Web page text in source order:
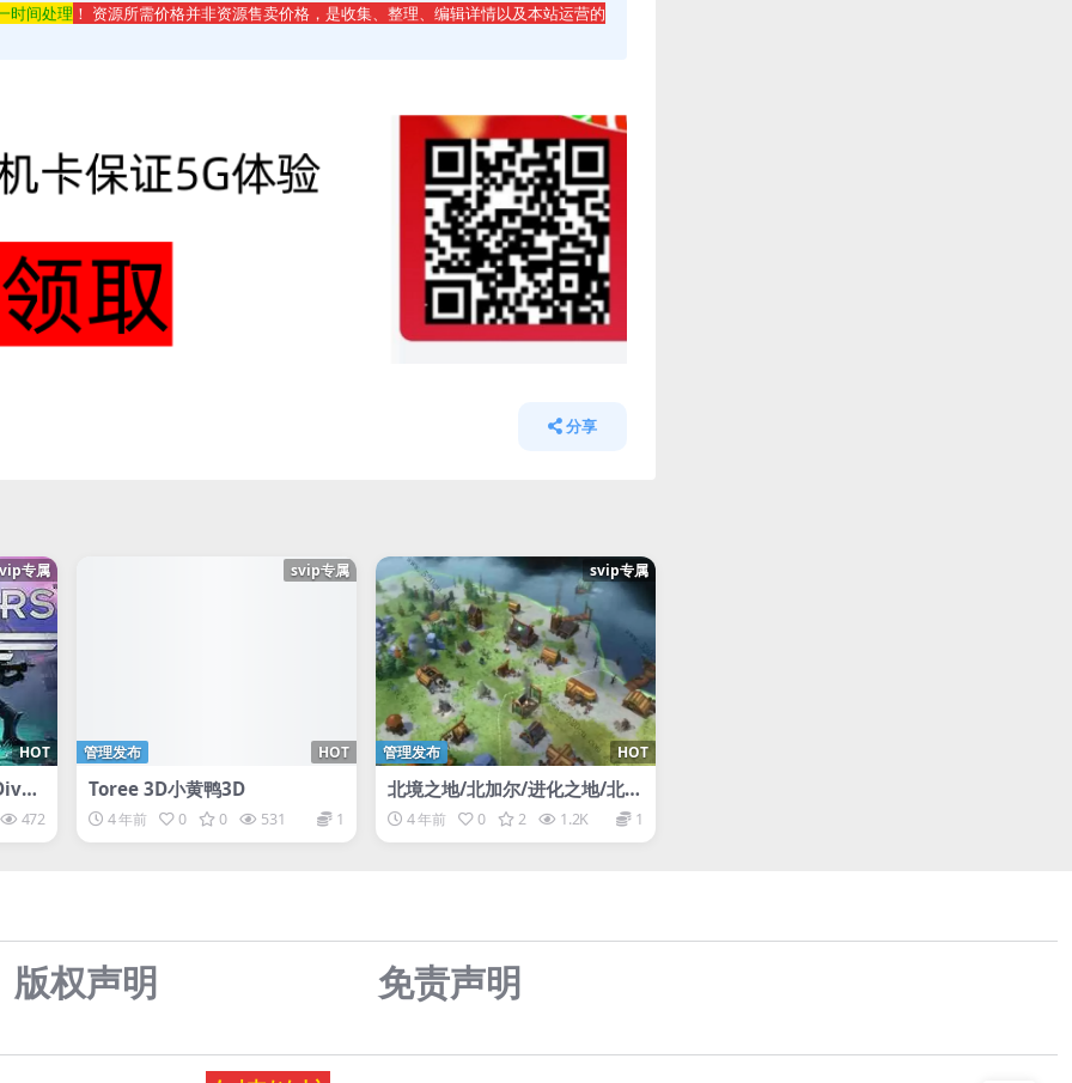
时间处理 ！ 资源所需价格并非资源售卖价格，是收集、整理、编辑详情以及本站运营的
分享
专属
HOT
472
svip专属
HOT
管理发布
Toree 3D小黄鸭3D
4 年前 0 0 531 1
svip专属
HOT
管理发布
北境之地/北加尔/进化之地/北方
花园/Northgard/
4 年前 0 2 1.2K 1
版权声明 免责声明